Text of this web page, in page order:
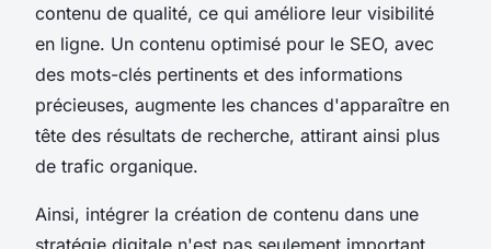
contenu de qualité, ce qui améliore leur visibilité
en ligne. Un contenu optimisé pour le SEO, avec
des mots-clés pertinents et des informations
précieuses, augmente les chances d'apparaître en
tête des résultats de recherche, attirant ainsi plus
de trafic organique.
Ainsi, intégrer la création de contenu dans une
stratégie digitale n'est pas seulement important,